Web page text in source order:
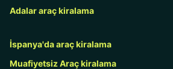
Adalar araç kiralama
İspanya'da araç kiralama
Muafiyetsiz Araç kiralama